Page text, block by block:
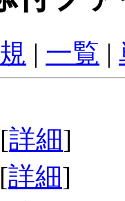
| 一覧 |
[詳細]
[詳細]